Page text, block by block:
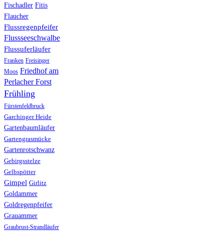
Fischadler Fitis
Flaucher
Flussregenpfeifer
Flussseeschwalbe
Flussuferläufer
Franken Freisinger
Moos Friedhof am
Perlacher Forst
Frühling
Fürstenfeldbruck
Garchinger Heide
Gartenbaumläufer
Gartengrasmücke
Gartenrotschwanz
Gebirgsstelze
Gelbspötter
Gimpel Girlitz
Goldammer
Goldregenpfeifer
Grauammer
Graubrust-Strandläufer